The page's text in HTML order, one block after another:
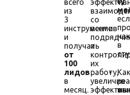
всего
из
3
инструментов
и
получать
от
100
лидов
в
месяц.
со
всеми
и
их
работу,
увеличив
в
Как